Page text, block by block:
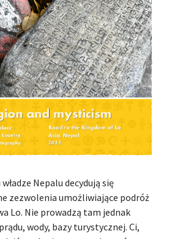
Nepalu decydują się
zezwolenia umożliwiające podróż
Lo. Nie prowadzą tam jednak
wody, bazy turystycznej. Ci,